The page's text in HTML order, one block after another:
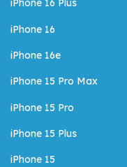
iPhone 16 Plus
iPhone 16
iPhone 16e
iPhone 15 Pro Max
iPhone 15 Pro
iPhone 15 Plus
iPhone 15